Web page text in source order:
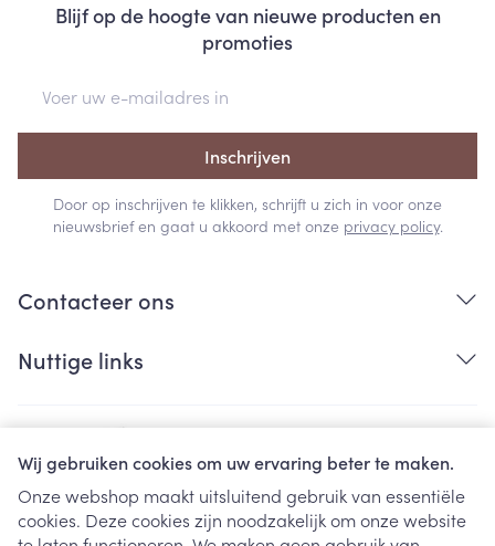
Wij gebruiken cookies om uw ervaring beter te maken.
Onze webshop maakt uitsluitend gebruik van essentiële
cookies. Deze cookies zijn noodzakelijk om onze website
Blijf op de hoogte van nieuwe producten en
promoties
Inschrijven
Door op inschrijven te klikken, schrijft u zich in voor onze
nieuwsbrief en gaat u akkoord met onze privacy policy.
Contacteer ons
Nuttige links